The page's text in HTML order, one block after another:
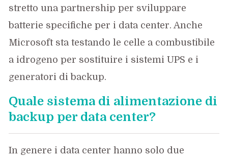
stretto una partnership per sviluppare
batterie specifiche per i data center. Anche
Microsoft sta testando le celle a combustibile
a idrogeno per sostituire i sistemi UPS e i
generatori di backup.
Quale sistema di alimentazione di
backup per data center?
In genere i data center hanno solo due